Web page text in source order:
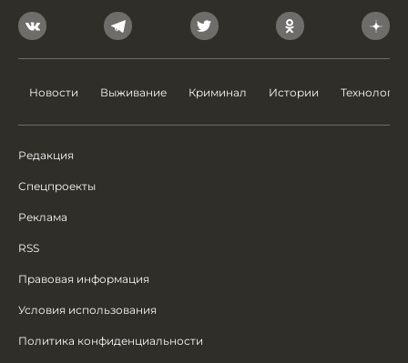
Новости Выживание Криминал Истории Технологии
Редакция
Спецпроекты
Реклама
RSS
Правовая информация
Условия использования
Политика конфиденциальности